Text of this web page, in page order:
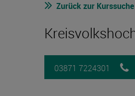
Zurück zur Kurssuche
03871 7224301